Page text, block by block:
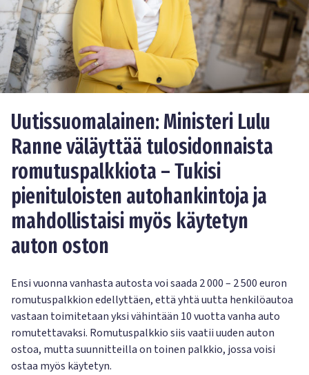
Uutissuomalainen: Ministeri Lulu
Ranne väläyttää tulosidonnaista
romutuspalkkiota – Tukisi
pienituloisten autohankintoja ja
mahdollistaisi myös käytetyn
auton oston
Ensi vuonna vanhasta autosta voi saada 2 000 – 2 500 euron
romutuspalkkion edellyttäen, että yhtä uutta henkilöautoa
vastaan toimitetaan yksi vähintään 10 vuotta vanha auto
romutettavaksi. Romutuspalkkio siis vaatii uuden auton
ostoa, mutta suunnitteilla on toinen palkkio, jossa voisi
ostaa myös käytetyn.